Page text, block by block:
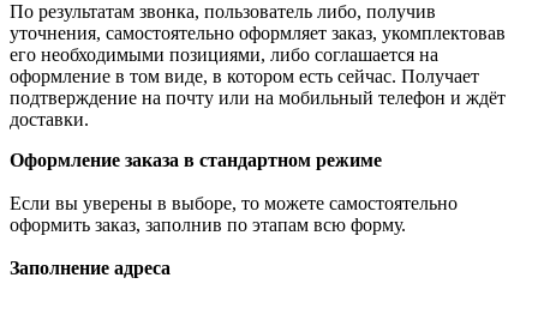
По результатам звонка, пользователь либо, получив
уточнения, самостоятельно оформляет заказ, укомплектовав
его необходимыми позициями, либо соглашается на
оформление в том виде, в котором есть сейчас. Получает
подтверждение на почту или на мобильный телефон и ждёт
доставки.
Оформление заказа в стандартном режиме
Если вы уверены в выборе, то можете самостоятельно
оформить заказ, заполнив по этапам всю форму.
Заполнение адреса